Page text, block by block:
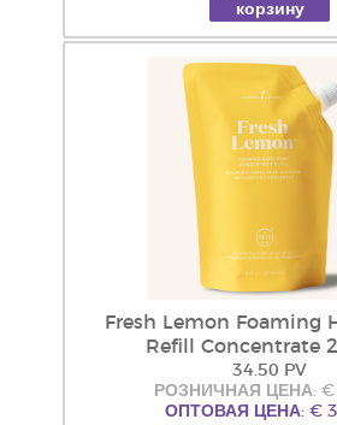
корзину
Fresh Lemon Foaming
Refill Concentrate
34.50 PV
РОЗНИЧНАЯ ЦЕНА: €
ОПТОВАЯ ЦЕНА: €